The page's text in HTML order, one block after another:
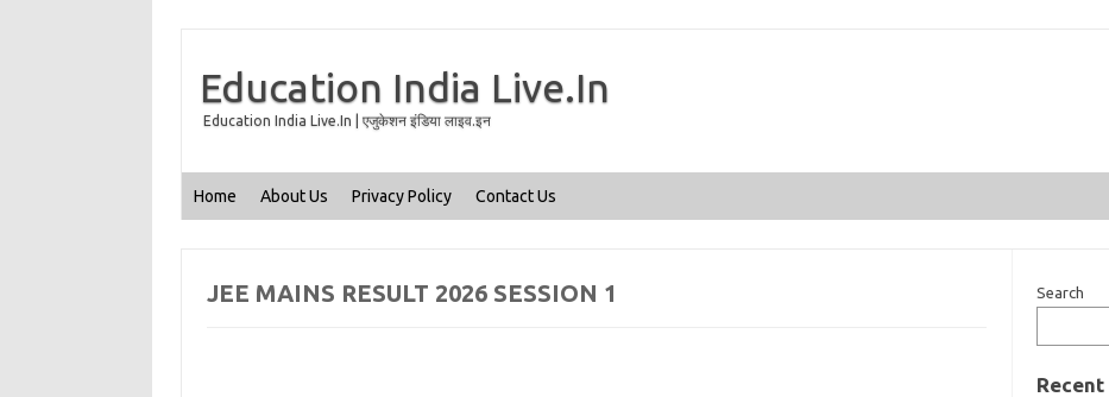
Education India Live.In
Education India Live.In | एजुकेशन इंडिया लाइव.इन
Home About Us Privacy Policy Contact Us
JEE MAINS RESULT 2026 SESSION 1 Search
Recent